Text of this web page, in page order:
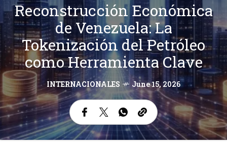
Reconstrucción Económica
de Venezuela: La
Tokenización del Petróleo
como Herramienta Clave
INTERNACIONALES June 15, 2026